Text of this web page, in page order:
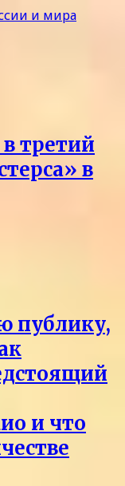
третий
в
публику,
и что